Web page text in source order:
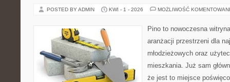
POSTED BY ADMIN KWI - 1 - 2026 MOŻLIWOŚĆ
Pino to nowoczesna
aranżacji przestrzeni dla
młodzieżowych oraz
mieszkania. Już sam
że jest to miejsce